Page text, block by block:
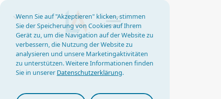
Wenn Sie auf "Akzeptieren" klicken, stimmen
Sie der Speicherung von Cookies auf Ihrem
Gerät zu, um die Navigation auf der Website zu
verbessern, die Nutzung der Website zu
analysieren und unsere Marketingaktivitäten
zu unterstützen. Weitere Informationen finden
Sie in unserer Datenschutzerklärung.